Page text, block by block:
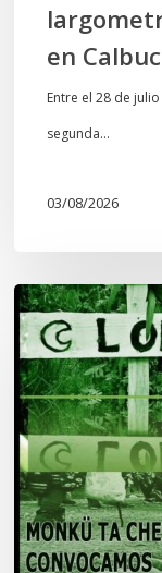
en
Entre el 28 de
segunda…
03/08/2026
Lof
Winkül
Küsra
convoca
a
apoyar
audiencia
en